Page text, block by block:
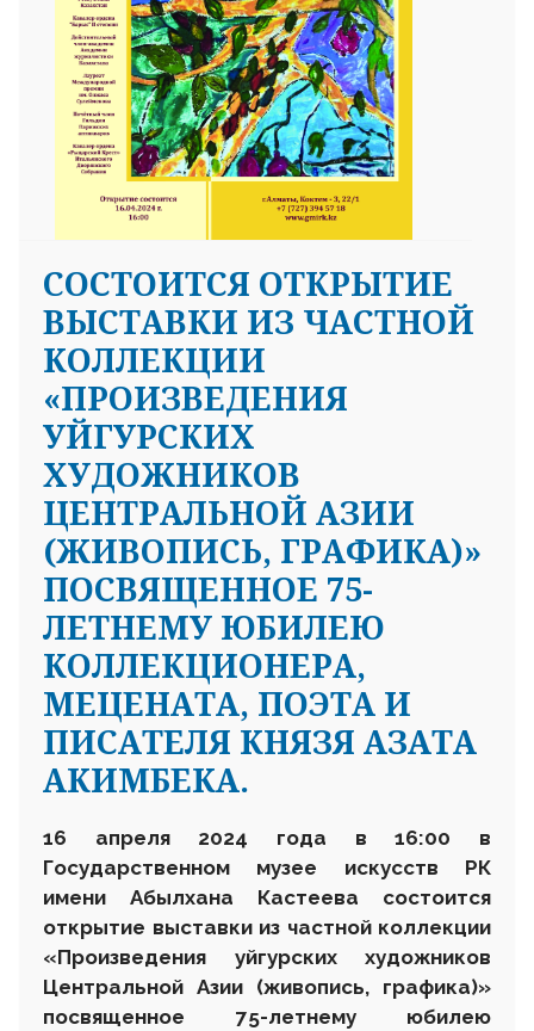
CОСТОИТСЯ ОТКРЫТИЕ
ВЫСТАВКИ ИЗ ЧАСТНОЙ
КОЛЛЕКЦИИ
«ПРОИЗВЕДЕНИЯ
УЙГУРСКИХ
ХУДОЖНИКОВ
ЦЕНТРАЛЬНОЙ АЗИИ
(ЖИВОПИСЬ, ГРАФИКА)»
ПОСВЯЩЕННОЕ 75-
ЛЕТНЕМУ ЮБИЛЕЮ
КОЛЛЕКЦИОНЕРА,
МЕЦЕНАТА, ПОЭТА И
ПИСАТЕЛЯ КНЯЗЯ АЗАТА
АКИМБЕКА.
16 апреля 2024 года в 16:00 в
Государственном музее искусств РК
имени Абылхана Кастеева состоится
открытие выставки из частной коллекции
«Произведения уйгурских художников
Центральной Азии (живопись, графика)»
посвященное 75-летнему юбилею